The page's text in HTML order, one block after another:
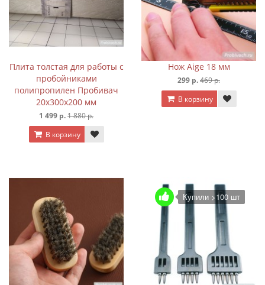
Плита толстая для работы с
пробойниками
полипропилен Пробивач
20х300х200 мм
1 499 р.1 880 р.
В корзину
Нож Aige 18 мм
299 р.469 р.
В корзину
Купили >100 шт